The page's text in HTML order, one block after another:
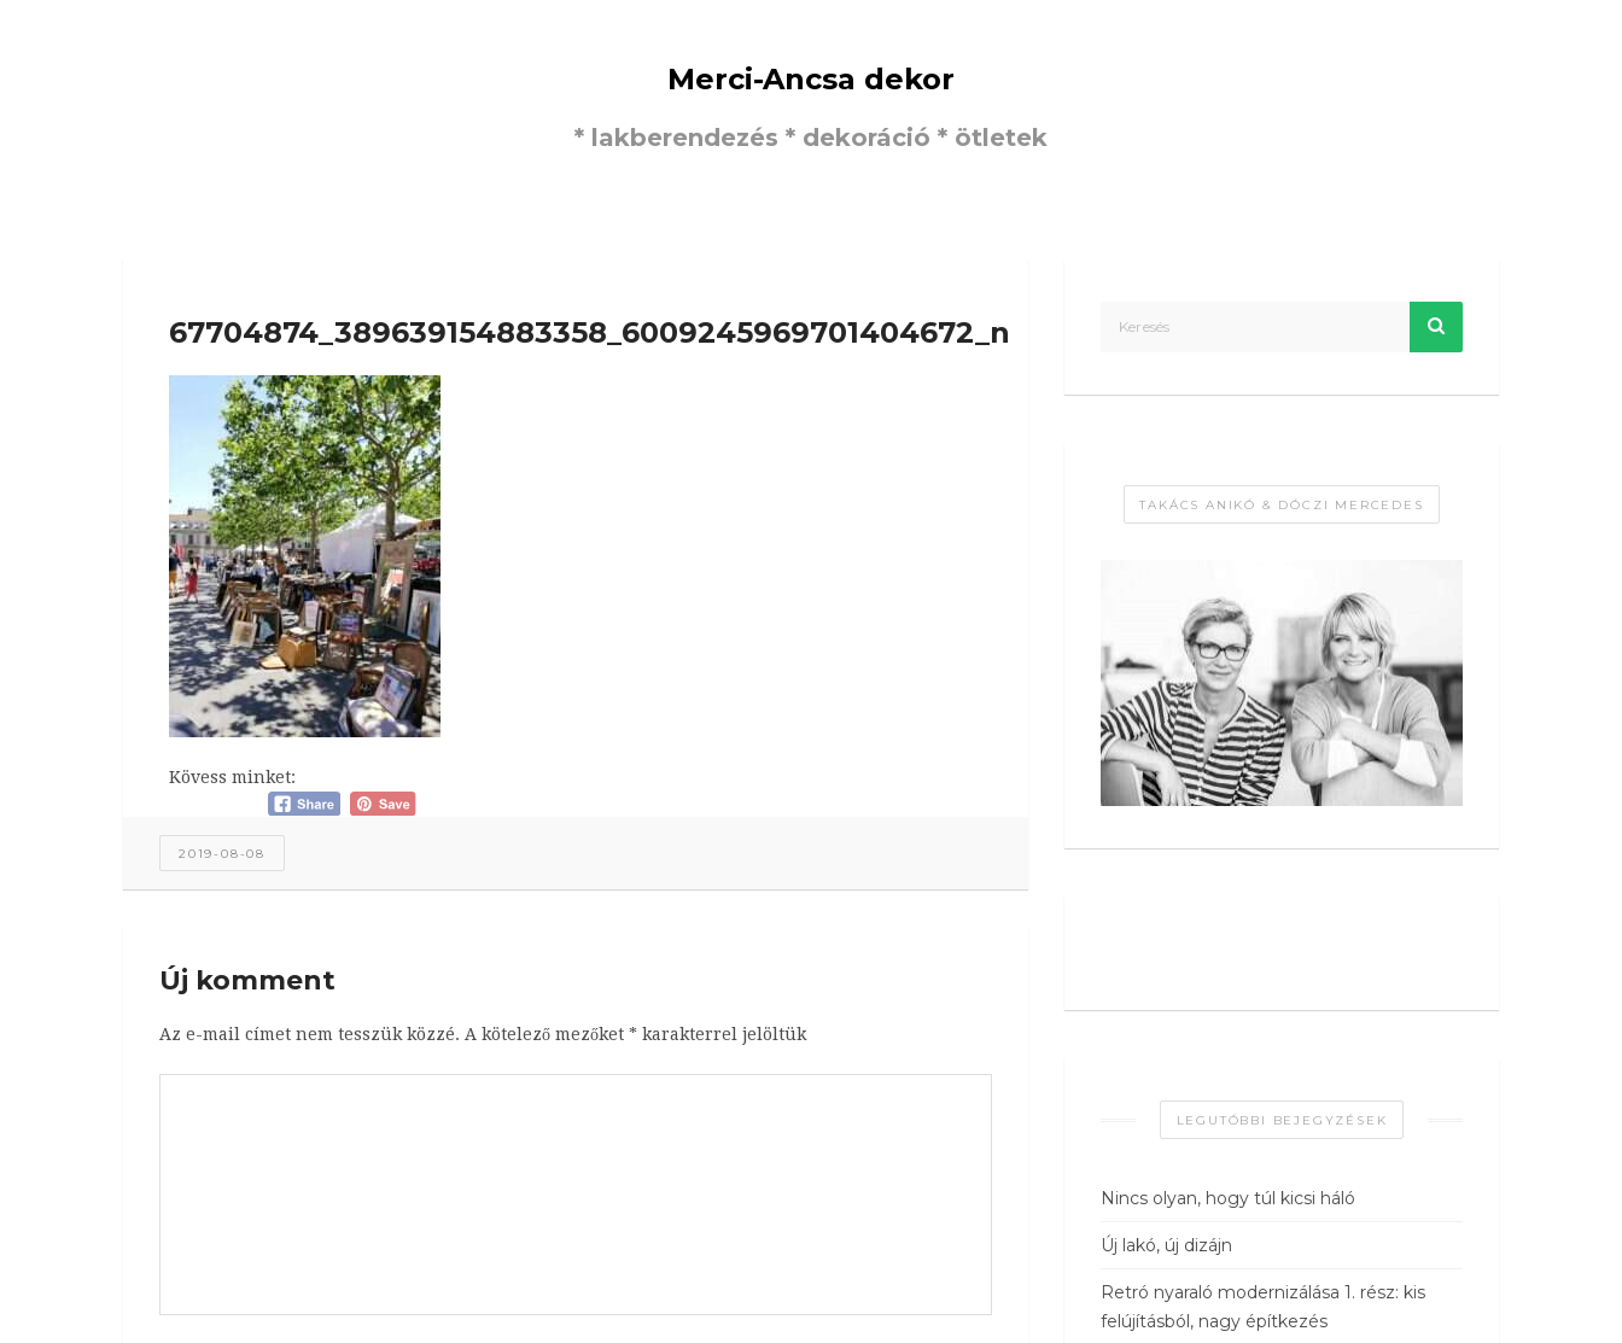
Merci-Ancsa dekor
* lakberendezés * dekoráció * ötletek
67704874_389639154883358_6009245969701404672_n
Kövess minket:
2019-08-08
Új komment
Az e-mail címet nem tesszük közzé. A kötelező mezőket * karakterrel jelöltük
TAKÁCS ANIKÓ & DÓCZI MERCEDES
LEGUTÓBBI BEJEGYZÉSEK
Nincs olyan, hogy túl kicsi háló
Új lakó, új dizájn
Retró nyaraló modernizálása 1. rész: kis
felújításból, nagy építkezés